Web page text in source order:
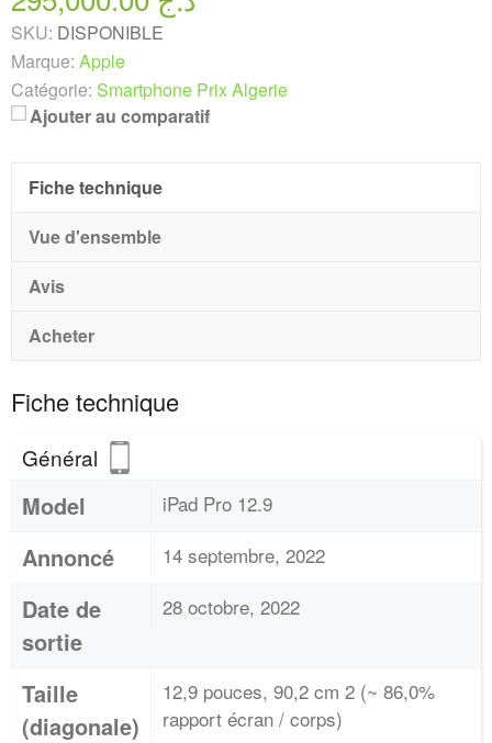
SKU: DISPONIBLE
Marque: Apple
Catégorie: Smartphone Prix Algerie
Ajouter au comparatif
Fiche technique
Vue d'ensemble
Avis
Acheter
Fiche technique
Général
Model iPad Pro 12.9
Annoncé 14 septembre, 2022
Date de
sortie
28 octobre, 2022
Taille
(diagonale)
12,9 pouces, 90,2 cm 2 (~ 86,0%
rapport écran / corps)